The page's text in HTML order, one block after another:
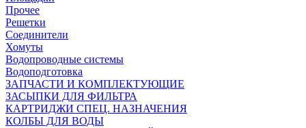
Прочее
Решетки
Соединители
Хомуты
Водопроводные системы
Водоподготовка
ЗАПЧАСТИ И КОМПЛЕКТУЮЩИЕ
ЗАСЫПКИ ДЛЯ ФИЛЬТРА
КАРТРИДЖИ СПЕЦ. НАЗНАЧЕНИЯ
КОЛБЫ ДЛЯ ВОДЫ